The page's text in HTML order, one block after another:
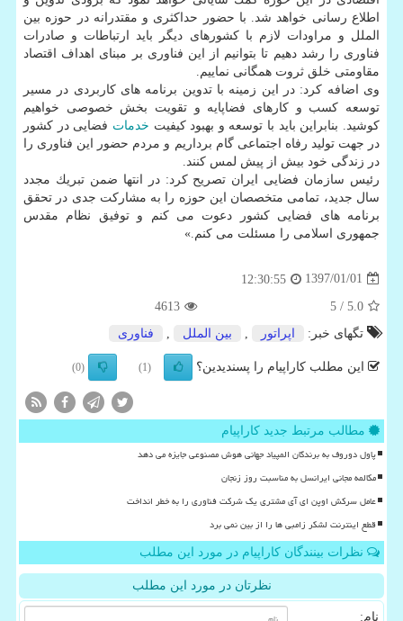
اطلاع رسانی خواهد شد. با حضور حداكثری و مقتدرانه در حوزه بین
الملل و مراودات لازم با كشورهای دیگر باید ارتباطات و صادرات
فناوری را رشد دهیم تا بتوانیم از این فناوری بر مبنای اهداف اقتصاد
مقاومتی خلق ثروت همگانی نماییم.
وی اضافه كرد: در این زمینه با تدوین برنامه های كاربردی در مسیر
توسعه كسب و كارهای فضاپایه و تقویت بخش خصوصی خواهیم
كوشید. بنابراین باید با توسعه و بهبود كیفیت خدمات فضایی در كشور
در جهت تولید رفاه اجتماعی گام برداریم و مردم حضور این فناوری را
در زندگی خود بیش از پیش لمس كنند.
رئیس سازمان فضایی ایران تصریح كرد: در انتها ضمن تبریك مجدد
سال جدید، تمامی متخصصان این حوزه را به مشاركت جدی در تحقق
برنامه های فضایی كشور دعوت می كنم و توفیق نظام مقدس
جمهوری اسلامی را مسئلت می كنم.»
1397/01/01
12:30:55
5.0
/ 5
4613
تگهای خبر:
اپراتور بین الملل فناوری
این مطلب کاراپیام را پسندیدین؟ (1)
(0)
مطالب مرتبط جدید کاراپیام
پاول دوروف به برندگان المپیاد جهانی هوش مصنوعی جایزه می دهد
مکالمه مجانی ایرانسل به مناسبت روز زنجان
عامل سرکش اوپن ای آی مشتری یک شرکت فناوری را به خطر انداخت
قطع اینترنت لشکر زامبی ها را از بین نمی برد
نظرات بینندگان کاراپیام در مورد این مطلب
نظرتان در مورد این مطلب
نام: